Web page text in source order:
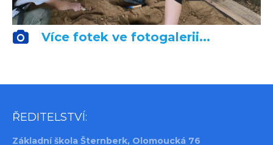
Více fotek ve fotogalerii...
ŘEDITELSTVÍ:
Základní škola Šternberk, Olomoucká 76